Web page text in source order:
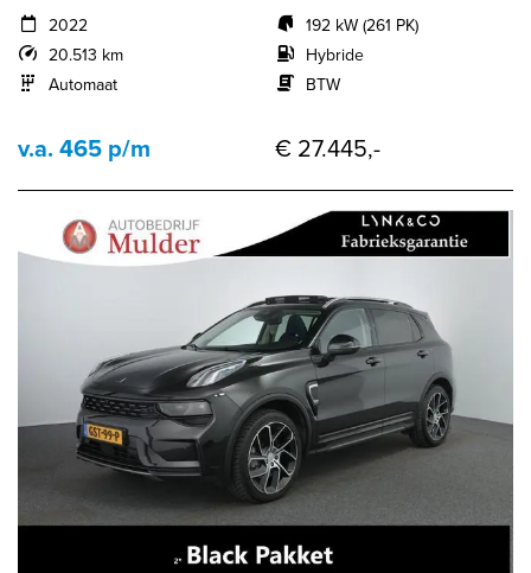
2022
20.513 km
Automaat
192 kW (261 PK)
Hybride
BTW
v.a. 465 p/m € 27.445,-